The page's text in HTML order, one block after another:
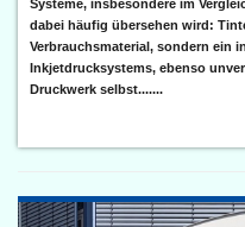
Systeme, insbesondere im
dabei häufig übersehen wird:
Verbrauchsmaterial, sondern ein
Inkjetdrucksystems, ebenso
Druckwerk selbst.......